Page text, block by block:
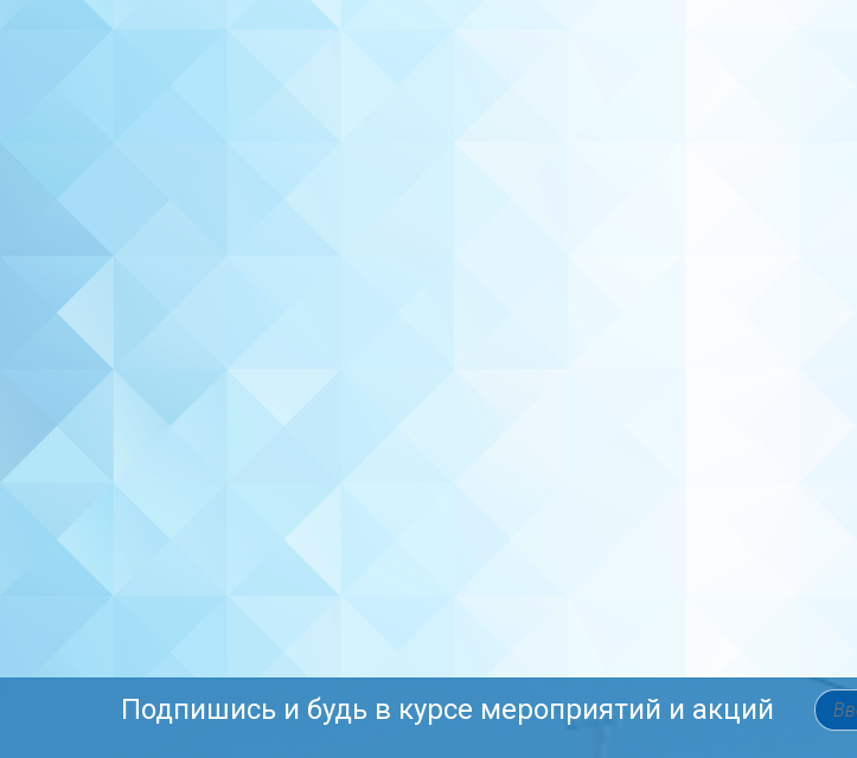
Подпишись и будь в курсе мероприятий и акций